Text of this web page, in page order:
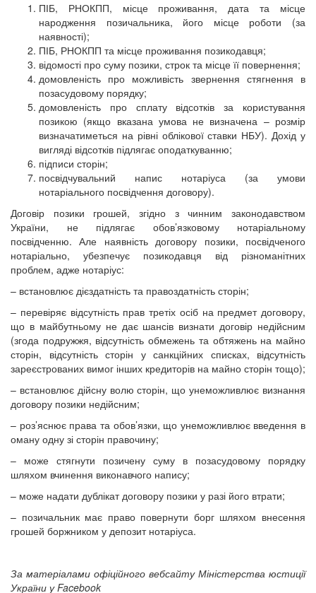
ПІБ, РНОКПП, місце проживання, дата та місце
народження позичальника, його місце роботи (за
наявності);
ПІБ, РНОКПП та місце проживання позикодавця;
відомості про суму позики, строк та місце її повернення;
домовленість про можливість звернення стягнення в
позасудовому порядку;
домовленість про сплату відсотків за користування
позикою (якщо вказана умова не визначена – розмір
визначатиметься на рівні облікової ставки НБУ). Дохід у
вигляді відсотків підлягає оподаткуванню;
підписи сторін;
посвідчувальний напис нотаріуса (за умови
нотаріального посвідчення договору).
Договір позики грошей, згідно з чинним законодавством
України, не підлягає обов’язковому нотаріальному
посвідченню. Але наявність договору позики, посвідченого
нотаріально, убезпечує позикодавця від різноманітних
проблем, адже нотаріус:
– встановлює дієздатність та правоздатність сторін;
– перевіряє відсутність прав третіх осіб на предмет договору,
що в майбутньому не дає шансів визнати договір недійсним
(згода подружжя, відсутність обмежень та обтяжень на майно
сторін, відсутність сторін у санкційних списках, відсутність
зареєстрованих вимог інших кредиторів на майно сторін тощо);
– встановлює дійсну волю сторін, що унеможливлює визнання
договору позики недійсним;
– роз’яснює права та обов’язки, що унеможливлює введення в
оману одну зі сторін правочину;
– може стягнути позичену суму в позасудовому порядку
шляхом вчинення виконавчого напису;
– може надати дублікат договору позики у разі його втрати;
– позичальник має право повернути борг шляхом внесення
грошей боржником у депозит нотаріуса.
За матеріалами офіційного вебсайту Міністерства юстиції
України у Facebook